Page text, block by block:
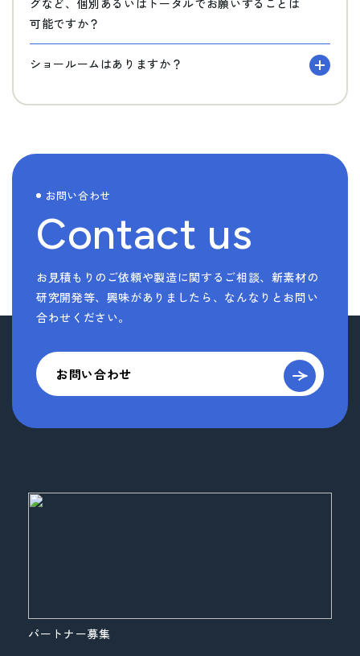
グなど、個別あるいはトータルでお願いすることは
可能ですか？
ショールームはありますか？
お問い合わせ
Contact us
お見積もりのご依頼や製造に関するご相談、新素材の
研究開発等、 興味がありましたら、なんなりとお問い
合わせください。
お問い合わせ
パートナー募集